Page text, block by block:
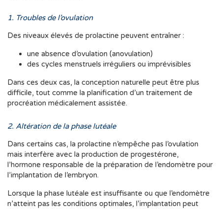
1. Troubles de l’ovulation
Des niveaux élevés de prolactine peuvent entraîner :
une absence d’ovulation (anovulation)
des cycles menstruels irréguliers ou imprévisibles
Dans ces deux cas, la conception naturelle peut être plus
difficile, tout comme la planification d’un traitement de
procréation médicalement assistée.
2. Altération de la phase lutéale
Dans certains cas, la prolactine n’empêche pas l’ovulation
mais interfère avec la production de progestérone,
l’hormone responsable de la préparation de l’endomètre pour
l’implantation de l’embryon.
Lorsque la phase lutéale est insuffisante ou que l’endomètre
n’atteint pas les conditions optimales, l’implantation peut